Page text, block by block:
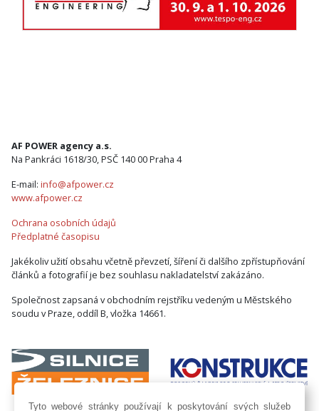
AF POWER agency a.s.
Na Pankráci 1618/30, PSČ 140 00 Praha 4
E-mail: info@afpower.cz
www.afpower.cz
Ochrana osobních údajů
Předplatné časopisu
Jakékoliv užití obsahu včetně převzetí, šíření či dalšího zpřístupňování
článků a fotografií je bez souhlasu nakladatelství zakázáno.
Společnost zapsaná v obchodním rejstříku vedeným u Městského
soudu v Praze, oddíl B, vložka 14661.
Tyto webové stránky používají k poskytování svých služeb